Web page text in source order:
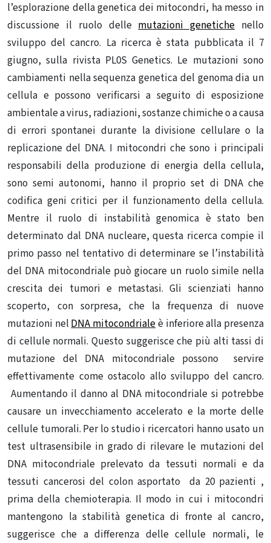
l’esplorazione della genetica dei mitocondri, ha messo in
discussione il ruolo dellemutazioni genetichenello
sviluppo del cancro. La ricerca è stata pubblicata il 7
giugno, sulla rivista PL0S Genetics. Le mutazioni sono
cambiamenti nella sequenza genetica del genoma dia un
cellula e possono verificarsi a seguito di esposizione
ambientale a virus, radiazioni, sostanze chimiche o a causa
di errori spontanei durante la divisione cellulare o la
replicazione del DNA. I mitocondri che sono i principali
responsabili della produzione di energia della cellula,
sono semi autonomi, hanno il proprio set di DNA che
codifica geni critici per il funzionamento della cellula.
Mentre il ruolo di instabilità genomica è stato ben
determinato dal DNA nucleare, questa ricerca compie il
primo passo nel tentativo di determinare se l’instabilità
del DNA mitocondriale può giocare un ruolo simile nella
crescita dei tumori e metastasi. Gli scienziati hanno
scoperto, con sorpresa, che la frequenza di nuove
mutazioni nelDNA mitocondrialeè inferiore alla presenza
di cellule normali. Questo suggerisce che più alti tassi di
mutazione del DNA mitocondriale possono servire
effettivamente come ostacolo allo sviluppo del cancro.
Aumentando il danno al DNA mitocondriale si potrebbe
causare un invecchiamento accelerato e la morte delle
cellule tumorali. Per lo studio i ricercatori hanno usato un
test ultrasensibile in grado di rilevare le mutazioni del
DNA mitocondriale prelevato da tessuti normali e da
tessuti cancerosi del colon asportato da 20 pazienti ,
prima della chemioterapia. Il modo in cui i mitocondri
mantengono la stabilità genetica di fronte al cancro,
suggerisce che a differenza delle cellule normali, le